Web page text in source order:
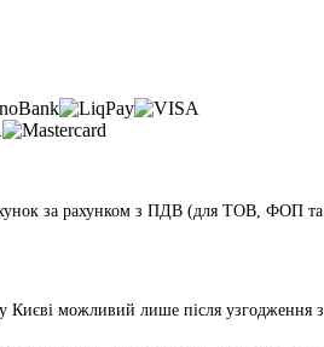
за рахунком з ПДВ (для ТОВ, ФОП та
Києві можливий лише після узгодження з